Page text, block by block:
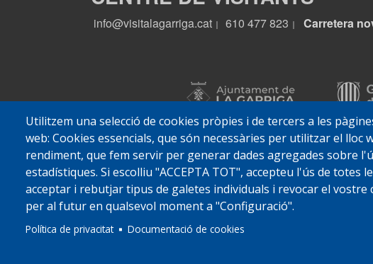
Utilitzem una selecció de cookies pròpies i de tercers a les
web: Cookies essencials, que són necessàries per utilitzar el lloc
rendiment, que fem servir per generar dades agregades sobre
estadístiques. Si escolliu "ACCEPTA TOT", accepteu l'ús de totes
acceptar i rebutjar tipus de galetes individuals i revocar el vostre
per al futur en qualsevol moment a "Configuració".
Política de privacitat Documentació de cookies
info@visitalagarriga.cat 610 477 823 Carretera